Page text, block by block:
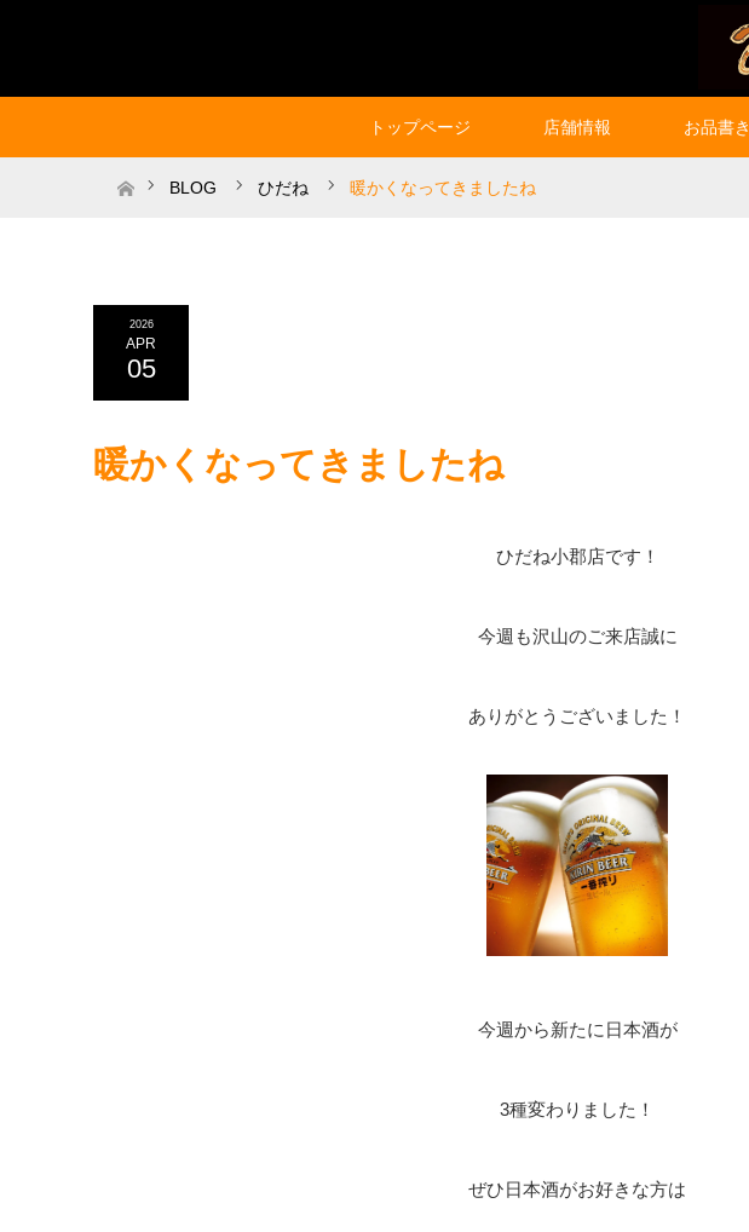
トップページ 店舗情報 お品書き
ホームBLOG ひだね 暖かくなってきましたね
2026
APR
05
暖かくなってきましたね
ひだね小郡店です！
今週も沢山のご来店誠に
ありがとうございました！
今週から新たに日本酒が
3種変わりました！
ぜひ日本酒がお好きな方は